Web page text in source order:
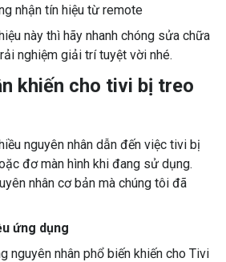
nhận tín hiệu từ remote
này thì hãy nhanh chóng sửa chữa
nghiệm giải trí tuyệt vời nhé.
khiến cho tivi bị treo
nguyên nhân dẫn đến việc tivi bị
đơ màn hình khi đang sử dụng.
nhân cơ bản mà chúng tôi đã
ứng dụng
nguyên nhân phổ biến khiến cho Tivi